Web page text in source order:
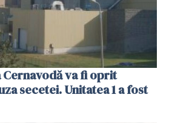
va fi oprit
secetei. Unitatea 1 a fost